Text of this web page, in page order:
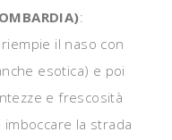
:
il naso con
esotica) e poi
e frescosità
la strada